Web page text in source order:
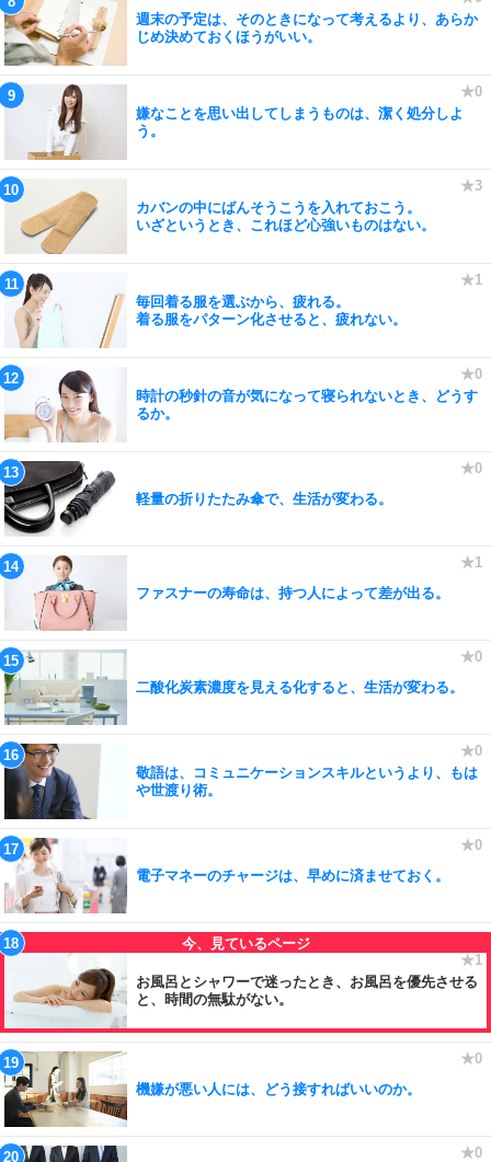
週末の予定は、そのときになって考えるより、あらか
じめ決めておくほうがいい。
嫌なことを思い出してしまうものは、潔く処分しよ
う。
カバンの中にばんそうこうを入れておこう。
いざというとき、これほど心強いものはない。
毎回着る服を選ぶから、疲れる。
着る服をパターン化させると、疲れない。
時計の秒針の音が気になって寝られないとき、どうす
るか。
軽量の折りたたみ傘で、生活が変わる。
ファスナーの寿命は、持つ人によって差が出る。
二酸化炭素濃度を見える化すると、生活が変わる。
敬語は、コミュニケーションスキルというより、もは
や世渡り術。
電子マネーのチャージは、早めに済ませておく。
お風呂とシャワーで迷ったとき、お風呂を優先させる
と、時間の無駄がない。
機嫌が悪い人には、どう接すればいいのか。